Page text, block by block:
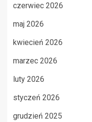
czerwiec 2026
maj 2026
kwiecień 2026
marzec 2026
luty 2026
styczeń 2026
grudzień 2025